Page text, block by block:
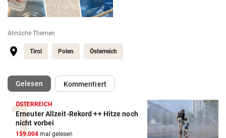
Ähnliche Themen
Tirol Polen Österreich
Gelesen(ausgewählt)Kommentiert
ÖSTERREICH
Erneuter Allzeit-Rekord ++ Hitze noch
nicht vorbei
159.004 mal gelesen